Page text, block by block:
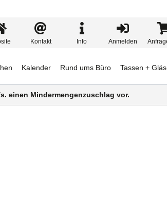
Kalender Rund ums Büro Tassen +
Kontakt Info Anmelden
einen Mindermengenzuschlag vor.